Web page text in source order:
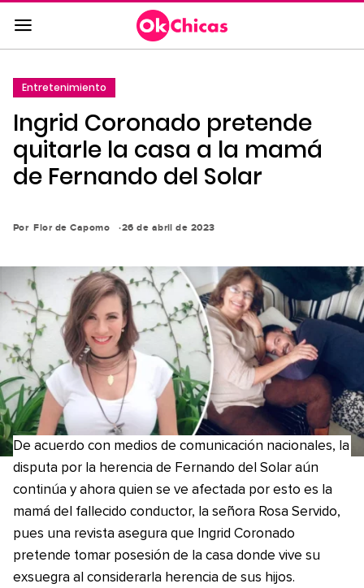
Saltar
al
contenido
la
navegación
principal
Entretenimiento
Ingrid Coronado pretende
quitarle la casa a la mamá
de Fernando del Solar
Por Flor de Capomo 26 de abril de 2023
De acuerdo con medios de comunicación nacionales, la
disputa por la herencia de Fernando del Solar aún
continúa y ahora quien se ve afectada por esto es la
mamá del fallecido conductor, la señora Rosa Servido,
pues una revista asegura que Ingrid Coronado
pretende tomar posesión de la casa donde vive su
exsuegra al considerarla herencia de sus hijos.